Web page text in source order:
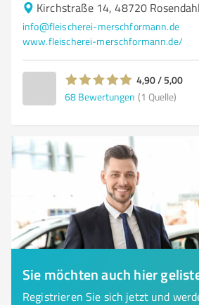
Kirchstraße 14, 48720 Rosendahl
info@fleischerei-merschformann.de
www.fleischerei-merschformann.de/
4,90 / 5,00
68 Bewertungen (1 Quelle)
Sie möchten auch hier
Registrieren Sie sich jetzt und